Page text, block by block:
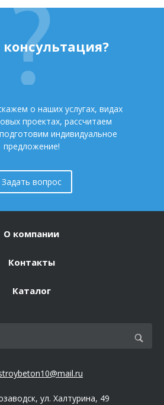
о наших услугах, видах
проектах, рассчитаем
индивидуальное
предложение!
Задать вопрос
О компании
Контакты
Каталог
ул. Халтурина, 49